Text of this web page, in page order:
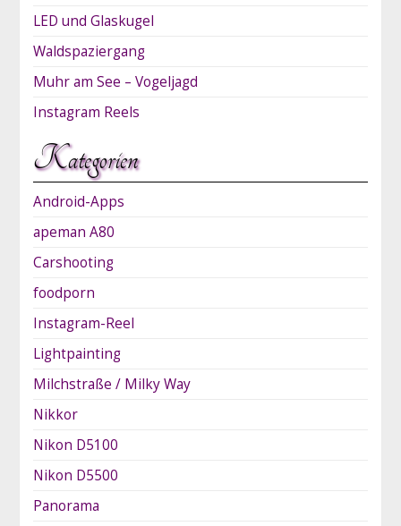
LED und Glaskugel
Waldspaziergang
Muhr am See – Vogeljagd
Instagram Reels
Kategorien
Android-Apps
apeman A80
Carshooting
foodporn
Instagram-Reel
Lightpainting
Milchstraße / Milky Way
Nikkor
Nikon D5100
Nikon D5500
Panorama